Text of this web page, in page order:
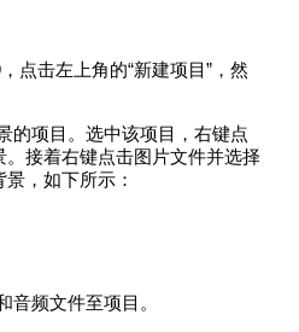
点击左上角的“新建项目”，然
的项目。选中该项目，右键点
。接着右键点击图片文件并选择
，如下所示：
音频文件至项目。